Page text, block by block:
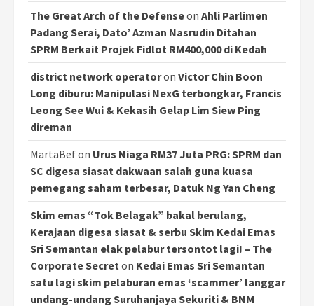
The Great Arch of the Defenseon Ahli Parlimen
Padang Serai, Dato’ Azman Nasrudin Ditahan
SPRM Berkait Projek Fidlot RM400,000 di Kedah
district network operatoron Victor Chin Boon
Long diburu: Manipulasi NexG terbongkar, Francis
Leong See Wui & Kekasih Gelap Lim Siew Ping
direman
MartaBefon Urus Niaga RM37 Juta PRG: SPRM dan
SC digesa siasat dakwaan salah guna kuasa
pemegang saham terbesar, Datuk Ng Yan Cheng
Skim emas “Tok Belagak” bakal berulang,
Kerajaan digesa siasat & serbu Skim Kedai Emas
Sri Semantan elak pelabur tersontot lagi! – The
Corporate Secreton Kedai Emas Sri Semantan
satu lagi skim pelaburan emas ‘scammer’ langgar
undang-undang Suruhanjaya Sekuriti & BNM